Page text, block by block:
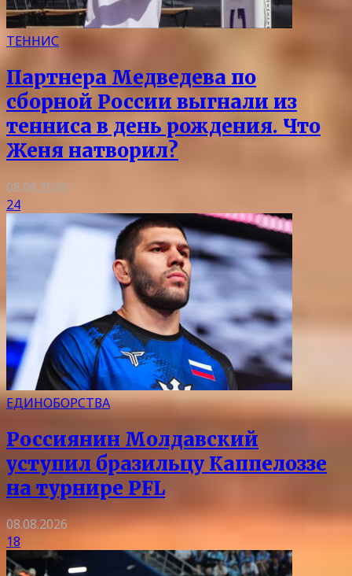
ТЕННИС
Партнера Медведева по
сборной России выгнали из
тенниса в день рождения. Что
Женя натворил?
08.08.2026
24
ЕДИНОБОРСТВА
Россиянин Молдавский
уступил бразильцу Каппелоззе
на турнире PFL
08.08.2026
18